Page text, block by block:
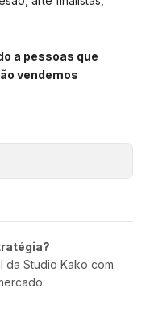
a pessoas que
vendemos
da Studio Kako com